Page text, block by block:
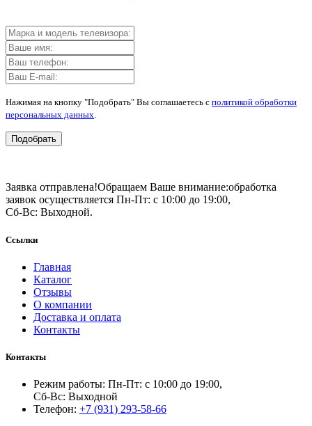
Нажимая на кнопку "Подобрать" Вы соглашаетесь с политикой обработки
персональных данных.
Подобрать
Заявка отправлена!Обращаем Ваше внимание:обработка
заявок осуществляется Пн-Пт: с 10:00 до 19:00,
Сб-Вс: Выходной.
Ссылки
Главная
Каталог
Отзывы
О компании
Доставка и оплата
Контакты
Контакты
Режим работы: Пн-Пт: с 10:00 до 19:00,
Сб-Вс: Выходной
Телефон: +7 (931) 293-58-66